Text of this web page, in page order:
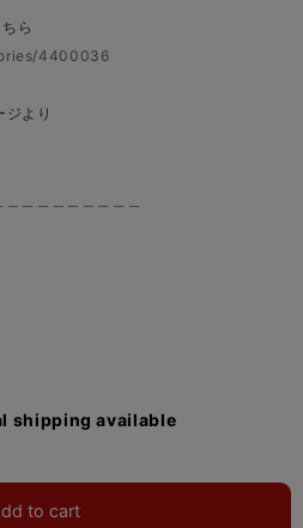
ら
4400036
より
shipping available
to cart